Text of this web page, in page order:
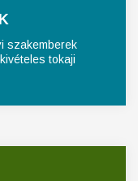
szakemberek
tokaji